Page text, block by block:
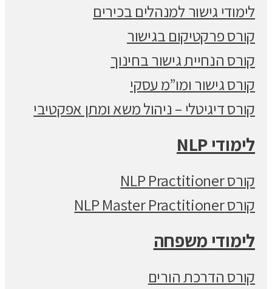
לימודי גישור למנהלים בכירים
קורס פרקטיקום בגישור
קורס הנחיית גישור בחינוך
קורס גישור ומו”מ עסקי
קורס דיגיטלי – ניהול משא ומתן אפקטיבי
לימודי NLP
קורס NLP Practitioner
קורס NLP Master Practitioner
לימודי משפחה
קורס הדרכת הורים